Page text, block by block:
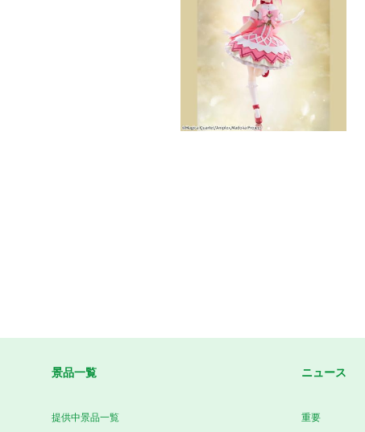
景品一覧
提供中景品一覧
ニュース
重要